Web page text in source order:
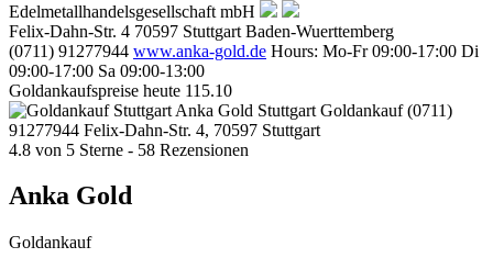
Edelmetallhandelsgesellschaft mbH
Felix-Dahn-Str. 4 70597 Stuttgart Baden-Wuerttemberg
(0711) 91277944 www.anka-gold.de Hours: Mo-Fr 09:00-17:00 Di
09:00-17:00 Sa 09:00-13:00
Goldankaufspreise heute 115.10
Anka Gold Stuttgart Goldankauf (0711)
91277944 Felix-Dahn-Str. 4, 70597 Stuttgart
4.8 von 5 Sterne - 58 Rezensionen
Anka Gold
Goldankauf